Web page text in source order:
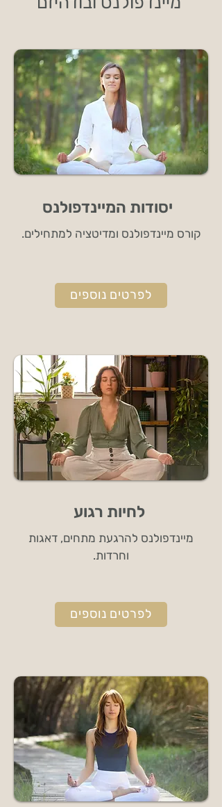
קורס מיינדפולנס ומדיטציה למתחילים.
לפרטים נוספים
מיינדפולנס להרגעת מתחים, דאגות
וחרדות.
לפרטים נוספים